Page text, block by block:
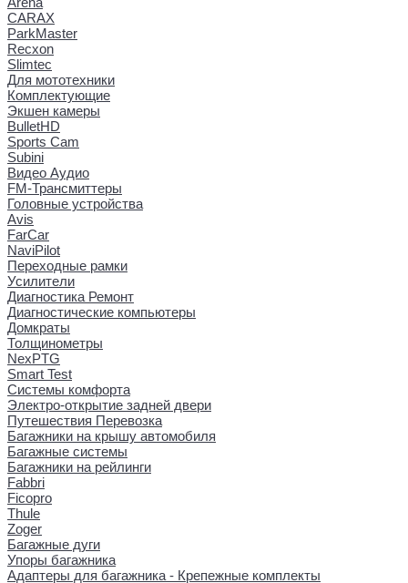
CARAX
ParkMaster
Recxon
Slimtec
Для мототехники
Комплектующие
Экшен камеры
BulletHD
Sports Cam
Subini
Видео Аудио
FM-Трансмиттеры
Головные устройства
Avis
FarCar
NaviPilot
Переходные рамки
Усилители
Диагностика Ремонт
Диагностические компьютеры
Домкраты
Толщинометры
NexPTG
Smart Test
Системы комфорта
Электро-открытие задней двери
Путешествия Перевозка
Багажники на крышу автомобиля
Багажные системы
Багажники на рейлинги
Fabbri
Ficopro
Thule
Zoger
Багажные дуги
Упоры багажника
Адаптеры для багажника - Крепежные комплекты